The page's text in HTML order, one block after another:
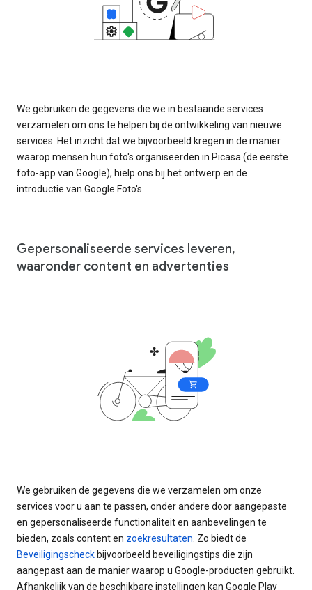
We gebruiken de gegevens die we in bestaande services
verzamelen om ons te helpen bij de ontwikkeling van nieuwe
services. Het inzicht dat we bijvoorbeeld kregen in de manier
waarop mensen hun foto's organiseerden in Picasa (de eerste
foto-app van Google), hielp ons bij het ontwerp en de
introductie van Google Foto's.
Gepersonaliseerde services leveren,
waaronder content en advertenties
We gebruiken de gegevens die we verzamelen om onze
services voor u aan te passen, onder andere door aangepaste
en gepersonaliseerde functionaliteit en aanbevelingen te
bieden, zoals content en zoekresultaten . Zo biedt de
Beveiligingscheckbijvoorbeeld beveiligingstips die zijn
aangepast aan de manier waarop u Google-producten gebruikt.
Afhankelijk van de beschikbare instellingen kan Google Play